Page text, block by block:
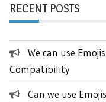
RECENT POSTS
We can use
Compatibility
Can we use